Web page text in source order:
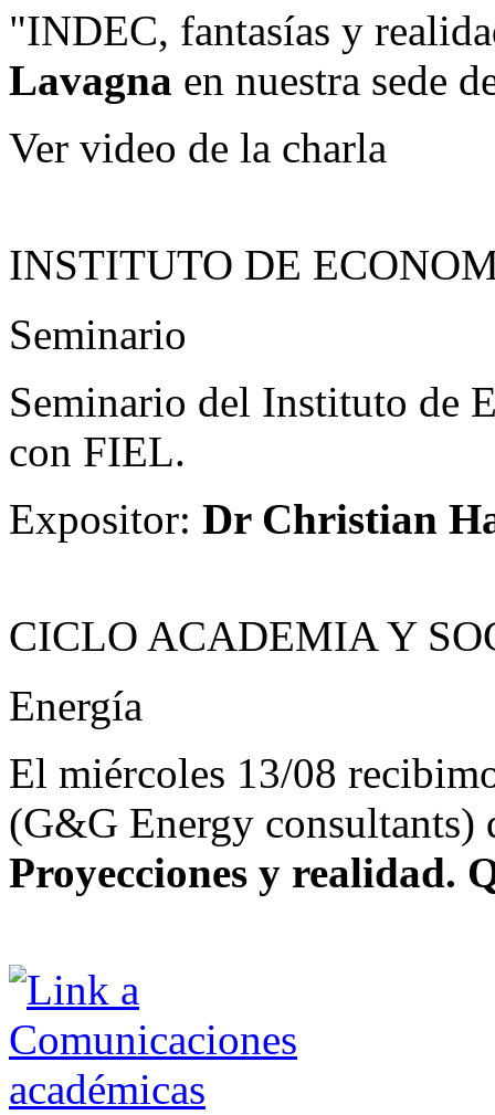
"INDEC, fantasías y
Lavagna en nuestra sede
Ver video de la charla
INSTITUTO DE
Seminario
Seminario del Instituto de
con FIEL.
Expositor: Dr Christian
CICLO ACADEMIA Y
Energía
El miércoles 13/08
(G&G Energy consultants)
Proyecciones y realidad.